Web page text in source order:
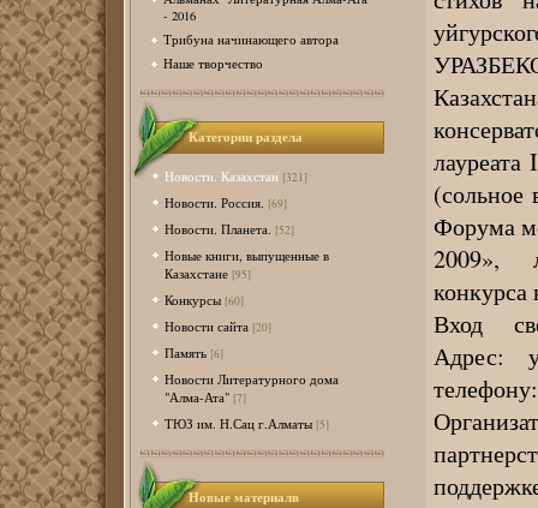
- 2016
Трибуна начинающего автора
Наше творчество
Категории раздела
Новости. Казахстан [321]
Новости. Россия. [69]
Новости. Планета. [52]
Новые книги, выпущенные в
Казахстане [95]
Конкурсы [60]
Новости сайта [20]
Память [6]
Новости Литературного дома
"Алма-Ата" [7]
ТЮЗ им. Н.Сац г.Алматы [5]
Новые материалв
(сольное
Форума
2009»,
Вход
Адрес: